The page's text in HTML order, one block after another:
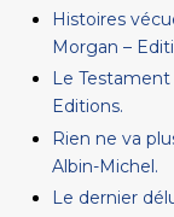
Histoires
Morgan –
Le
Editions.
Rien ne va
Albin-Michel.
Le dernier